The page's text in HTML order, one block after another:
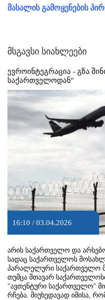
მასალის გამოყენების
მსგავსი სიახლეები
ევროინტეგრაცია - გზა
საქართველოდან"
16:10 / 03.04.2026
არის საქართველო და
სადაც საქართველოს
პარალელური საქართველო
თუმცა მთავარ
"ავთენტური საქართველო"
რჩება. მიუხედავად იმისა,